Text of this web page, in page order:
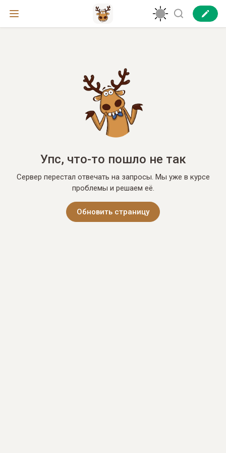
Упс, что-то пошло не так
Сервер перестал отвечать на запросы. Мы уже в курсе
проблемы и решаем её.
Обновить страницу